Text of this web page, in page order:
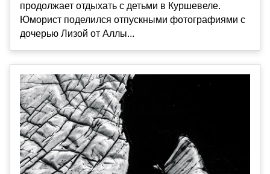
продолжает отдыхать с детьми в Куршевеле.
Юморист поделился отпускными фотографиями с
дочерью Лизой от Аллы...